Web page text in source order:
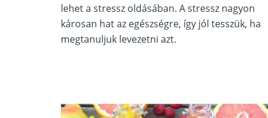
lehet a stressz oldásában. A stressz nagyon
károsan hat az egészségre, így jól tesszük, ha
megtanuljuk levezetni azt.